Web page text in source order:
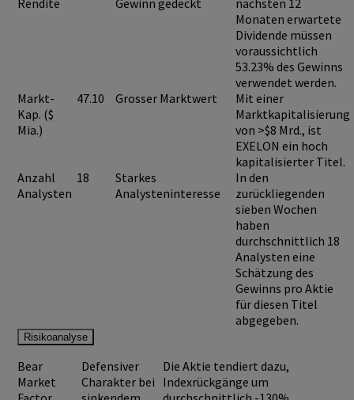
Rendite
Gewinn gedeckt
nächsten 12
Monaten erwartete
Dividende müssen
voraussichtlich
53.23% des Gewinns
verwendet werden.
Markt-
Kap. ($
Mia.)
47.10 Grosser Marktwert
Mit einer
Marktkapitalisierung
von >$8 Mrd., ist
EXELON ein hoch
kapitalisierter Titel.
Anzahl
Analysten
18
Starkes
Analysteninteresse
In den
zurückliegenden
sieben Wochen
haben
durchschnittlich 18
Analysten eine
Schätzung des
Gewinns pro Aktie
für diesen Titel
abgegeben.
Risikoanalyse
Bear
Market
Defensiver
Charakter bei
Die Aktie tendiert dazu,
Indexrückgänge um